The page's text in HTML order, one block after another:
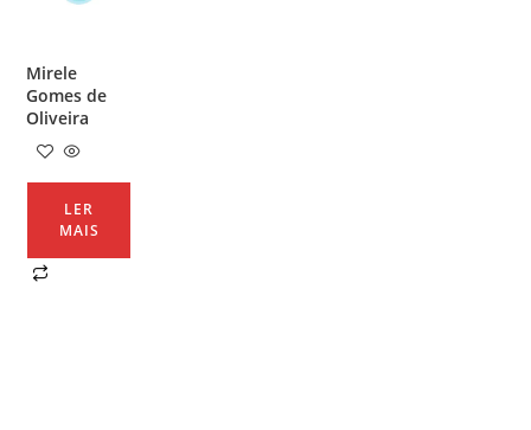
Mirele
Gomes de
Oliveira
LER
MAIS